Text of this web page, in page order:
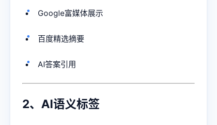
Google富媒体展示
百度精选摘要
AI答案引用
2、AI语义标签